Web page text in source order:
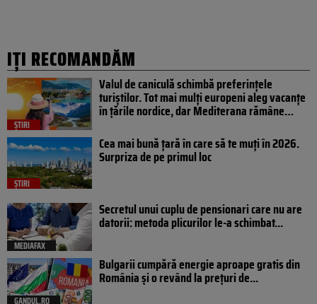
IȚI RECOMANDĂM
ȘTIRI
Valul de caniculă schimbă preferințele
turiștilor. Tot mai mulți europeni aleg vacanțe
în țările nordice, dar Mediterana rămâne…
ȘTIRI
Cea mai bună țară în care să te muți în 2026.
Surpriza de pe primul loc
MEDIAFAX
Secretul unui cuplu de pensionari care nu are
datorii: metoda plicurilor le-a schimbat...
GANDUL.RO
Bulgarii cumpără energie aproape gratis din
România și o revând la prețuri de...